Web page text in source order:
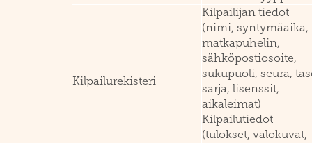
Kilpailurekisteri
Kilpailijan tiedot
(nimi, syntymäaika,
matkapuhelin,
sähköpostiosoite,
sukupuoli, seura,
sarja, lisenssit,
aikaleimat)
Kilpailutiedot
(tulokset, valokuvat,